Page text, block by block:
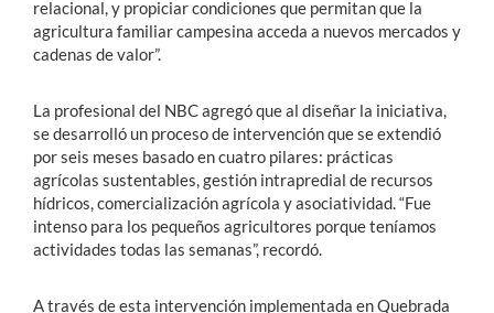
relacional, y propiciar condiciones que permitan que la
agricultura familiar campesina acceda a nuevos mercados y
cadenas de valor”.
La profesional del NBC agregó que al diseñar la iniciativa,
se desarrolló un proceso de intervención que se extendió
por seis meses basado en cuatro pilares: prácticas
agrícolas sustentables, gestión intrapredial de recursos
hídricos, comercialización agrícola y asociatividad. “Fue
intenso para los pequeños agricultores porque teníamos
actividades todas las semanas”, recordó.
A través de esta intervención implementada en Quebrada